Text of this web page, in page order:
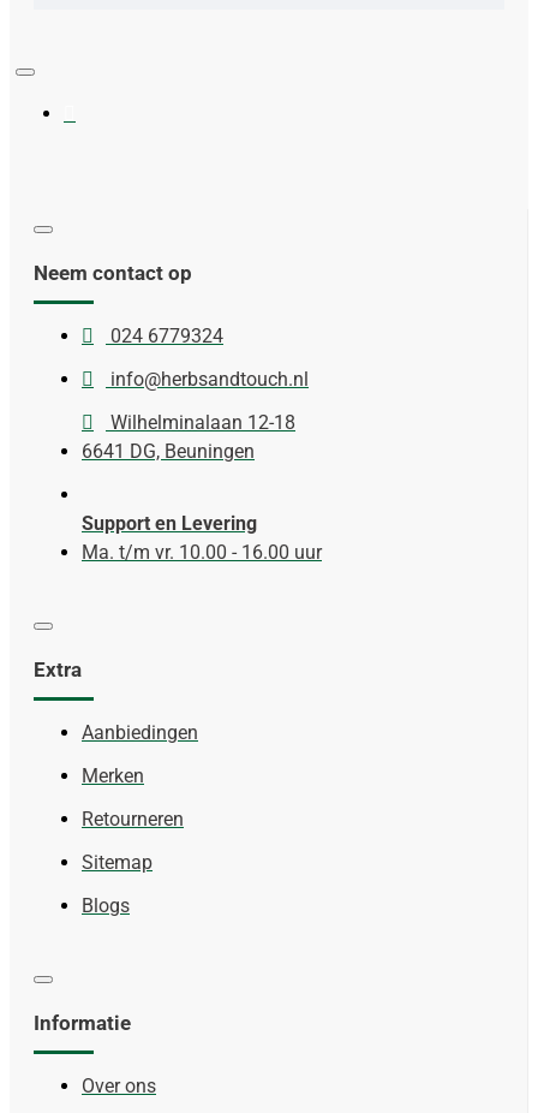
Neem contact op
024 6779324
info@herbsandtouch.nl
Wilhelminalaan 12-18
6641 DG, Beuningen
Support en Levering
Ma. t/m vr. 10.00 - 16.00 uur
Extra
Aanbiedingen
Merken
Retourneren
Sitemap
Blogs
Informatie
Over ons